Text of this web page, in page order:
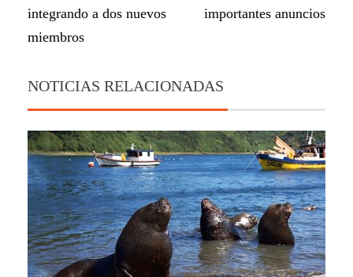
integrando a dos nuevos
miembros
importantes anuncios
NOTICIAS RELACIONADAS